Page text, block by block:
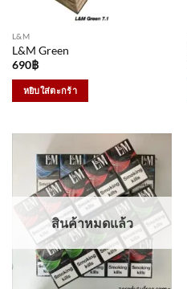
L&M
L&M Green
690฿
หยิบใส่ตะกร้า
สินค้าหมดแล้ว